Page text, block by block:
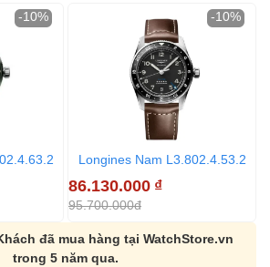
-10%
Longines Nam L3.802.4.53.2
86.130.000 ₫
95.700.000đ
-10%
đã mua hàng tại WatchStore.vn
trong 5 năm qua.